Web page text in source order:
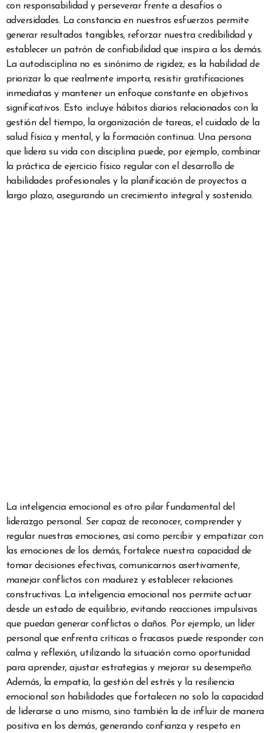
con responsabilidad y perseverar frente a desafíos o
adversidades. La constancia en nuestros esfuerzos permite
generar resultados tangibles, reforzar nuestra credibilidad y
establecer un patrón de confiabilidad que inspira a los demás.
La autodisciplina no es sinónimo de rigidez; es la habilidad de
priorizar lo que realmente importa, resistir gratificaciones
inmediatas y mantener un enfoque constante en objetivos
significativos. Esto incluye hábitos diarios relacionados con la
gestión del tiempo, la organización de tareas, el cuidado de la
salud física y mental, y la formación continua. Una persona
que lidera su vida con disciplina puede, por ejemplo, combinar
la práctica de ejercicio físico regular con el desarrollo de
habilidades profesionales y la planificación de proyectos a
largo plazo, asegurando un crecimiento integral y sostenido.
La inteligencia emocional es otro pilar fundamental del
liderazgo personal. Ser capaz de reconocer, comprender y
regular nuestras emociones, así como percibir y empatizar con
las emociones de los demás, fortalece nuestra capacidad de
tomar decisiones efectivas, comunicarnos asertivamente,
manejar conflictos con madurez y establecer relaciones
constructivas. La inteligencia emocional nos permite actuar
desde un estado de equilibrio, evitando reacciones impulsivas
que puedan generar conflictos o daños. Por ejemplo, un líder
personal que enfrenta críticas o fracasos puede responder con
calma y reflexión, utilizando la situación como oportunidad
para aprender, ajustar estrategias y mejorar su desempeño.
Además, la empatía, la gestión del estrés y la resiliencia
emocional son habilidades que fortalecen no solo la capacidad
de liderarse a uno mismo, sino también la de influir de manera
positiva en los demás, generando confianza y respeto en